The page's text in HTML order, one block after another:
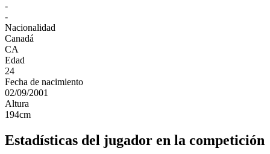
-
-
Nacionalidad
Canadá
CA
Edad
24
Fecha de nacimiento
02/09/2001
Altura
194cm
Estadísticas del jugador en la competición